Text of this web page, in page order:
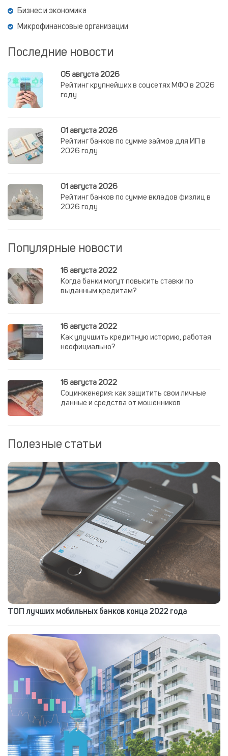
Бизнес и экономика
Микрофинансовые организации
Последние новости
05 августа 2026
Рейтинг крупнейших в соцсетях МФО в 2026
году
01 августа 2026
Рейтинг банков по сумме займов для ИП в
2026 году
01 августа 2026
Рейтинг банков по сумме вкладов физлиц в
2026 году
Популярные новости
16 августа 2022
Когда банки могут повысить ставки по
выданным кредитам?
16 августа 2022
Как улучшить кредитную историю, работая
неофициально?
16 августа 2022
Социнженерия: как защитить свои личные
данные и средства от мошенников
Полезные статьи
ТОП лучших мобильных банков конца 2022 года